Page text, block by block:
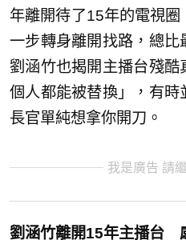
年離開待了15年的電視
一步轉身離開找路，總比
劉涵竹也揭開主播台殘
個人都能被替換」，有
長官單純想拿你開刀。
我是廣告 請
劉涵竹離開15年主播台